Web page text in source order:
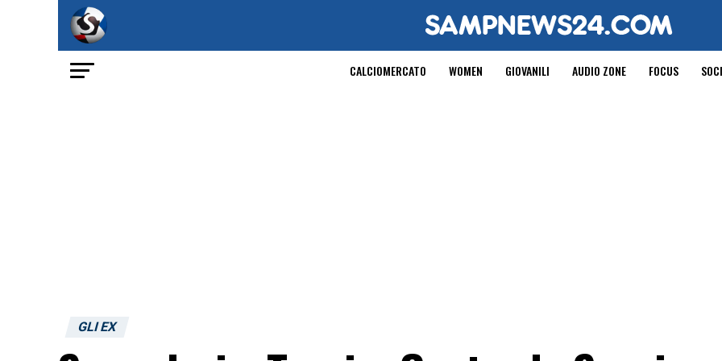
CALCIOMERCATO WOMEN GIOVANILI AUDIO ZONE FOCUS
GLI EX